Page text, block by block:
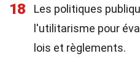
18
Les politiques
l'utilitarisme pour
lois et règlements.